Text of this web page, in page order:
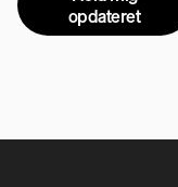
opdateret